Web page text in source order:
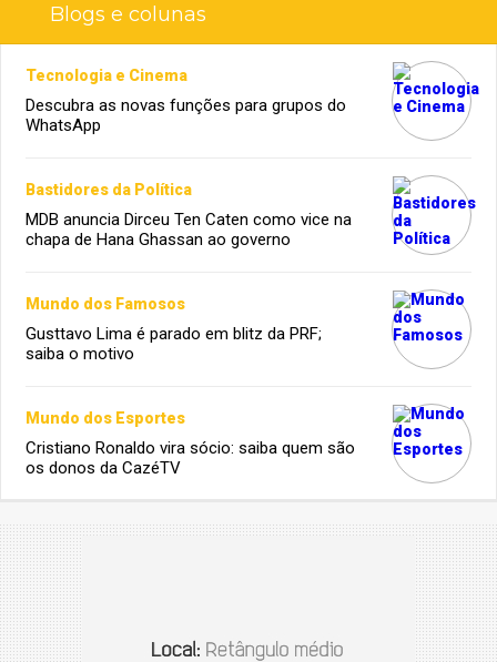
Blogs e colunas
Tecnologia e Cinema
Descubra as novas funções para grupos do
WhatsApp
Bastidores da Política
MDB anuncia Dirceu Ten Caten como vice na
chapa de Hana Ghassan ao governo
Mundo dos Famosos
Gusttavo Lima é parado em blitz da PRF;
saiba o motivo
Mundo dos Esportes
Cristiano Ronaldo vira sócio: saiba quem são
os donos da CazéTV